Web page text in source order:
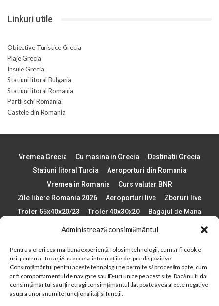
Administrează consimțământul
Pentru a oferi cea mai bună experiență, folosim tehnologii, cum ar fi cookie-
uri, pentru a stoca și/sau accesa informațiile despre dispozitive.
Consimțământul pentru aceste tehnologii ne permite să procesăm date, cum
ar fi comportamentul de navigare sau ID-uri unice pe acest site. Dacă nu îți dai
consimțământul sau îți retragi consimțământul dat poate avea afecte negative
asupra unor anumite funcționalități și funcții.
Linkuri utile
Obiective Turistice Grecia
Plaje Grecia
Insule Grecia
Statiuni litoral Bulgaria
Statiuni litoral Romania
Partii schi Romania
Castele din Romania
Vremea Grecia Cu masina in Grecia
Destinatii Grecia
Statiuni litoral Turcia
Aeroporturi din Romania
Vremea in Romania
Curs valutar BNR
Zile libere Romania 2026
Aeroporturi live
Zboruri live
Troler 55x40x20/23
Troler 40x30x20
Bagajul de Mana
Paste 2026
Cele mai bune telefoane
Plaje din Europa
Concerte Romania 2025
Asigurare de calatorie
Când se schimba ora în 2026
Calendar Formula 1 sezon 2026
Boarding Pass
Despre AirlinesTravel.ro
Politică cookie-uri (UE)